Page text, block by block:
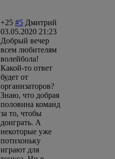
+25 #5 Дмитрий
03.05.2020 21:23
Добрый вечер
всем любителям
волейбола!
Какой-то ответ
будет от
организаторов?
Знаю, что добрая
половина команд
за то, чтобы
доиграть. А
некоторые уже
потихоньку
играют для